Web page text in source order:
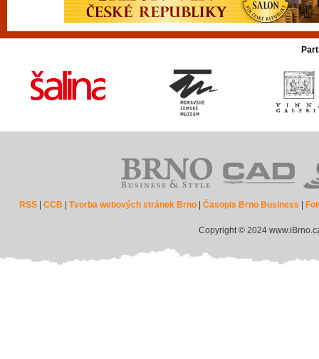
RSS |CCB |Tvorba webových stránek Brno |Časopis Brno Business
Copyright © 2024